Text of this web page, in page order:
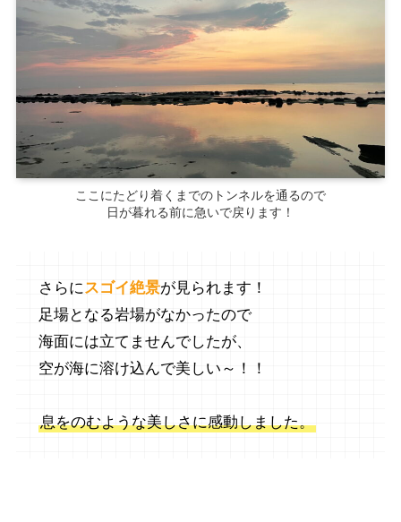
ここにたどり着くまでのトンネルを通るので
日が暮れる前に急いで戻ります！
さらに スゴイ絶景が見られます！
足場となる岩場がなかったので
海面には立てませんでしたが、
空が海に溶け込んで美しい～！！
息をのむような美しさに感動しました。